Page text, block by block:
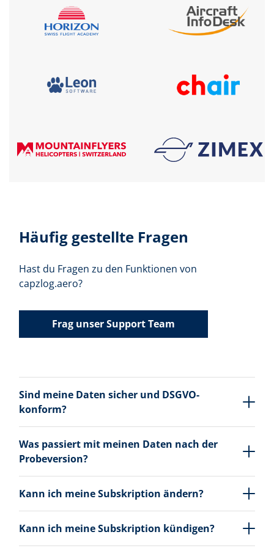
Häufig gestellte Fragen
Hast du Fragen zu den Funktionen von
capzlog.aero?
Frag unser Support Team
Sind meine Daten sicher und DSGVO-
konform?
Was passiert mit meinen Daten nach der
Probeversion?
Kann ich meine Subskription ändern?
Kann ich meine Subskription kündigen?